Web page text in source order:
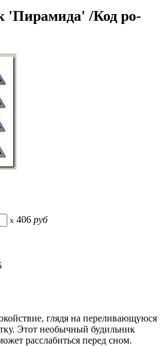
'Пирамида' /Код po-
x 406 руб
глядя на переливающуюся
Этот необычный будильник
расслабиться перед сном.